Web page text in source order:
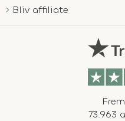
Bliv affiliate
73.963